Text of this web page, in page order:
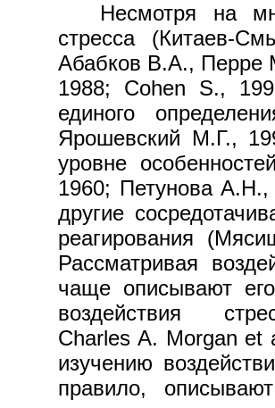
Несмотря на
стресса (Китаев-
Абабков В.А., Перре
1988; Cohen S.,
единого
Ярошевский М.Г.,
уровне
1960; Петунова
другие
реагирования
Рассматривая
чаще описывают его
воздействия
Charles A. Morgan et
изучению
правило,